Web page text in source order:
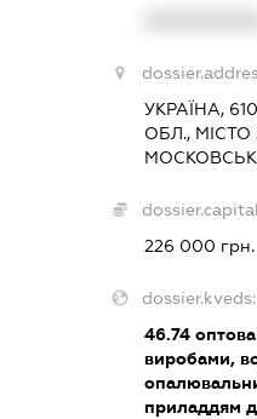
УКРАЇНА,
ОБЛ., МІСТО
226 000 грн.
dossier.kveds:
46.74 оптова
виробами,
приладдям